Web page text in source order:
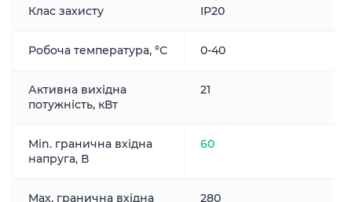
Клас захисту IP20
Робоча температура, °С 0-40
Активна вихідна
потужність, кВт
21
Min. гранична вхідна
напруга, В
60
Max. гранична вхідна
280